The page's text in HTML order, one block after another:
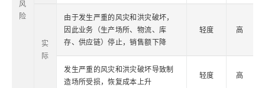
风
险
实
际
由于发生严重的风灾和洪灾破坏，
因此业务（生产场所、物流、库
存、供应链）停止，销售额下降
轻度 高
发生严重的风灾和洪灾破坏导致制
造场所受损，恢复成本上升
轻度 高